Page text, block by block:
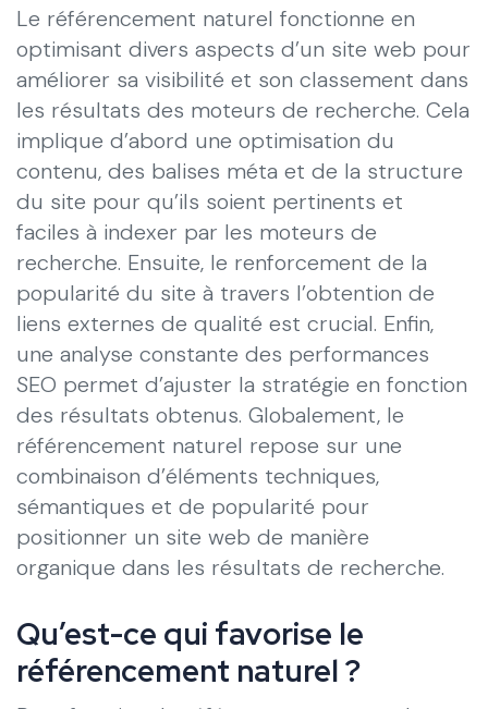
Le référencement naturel fonctionne en
optimisant divers aspects d’un site web pour
améliorer sa visibilité et son classement dans
les résultats des moteurs de recherche. Cela
implique d’abord une optimisation du
contenu, des balises méta et de la structure
du site pour qu’ils soient pertinents et
faciles à indexer par les moteurs de
recherche. Ensuite, le renforcement de la
popularité du site à travers l’obtention de
liens externes de qualité est crucial. Enfin,
une analyse constante des performances
SEO permet d’ajuster la stratégie en fonction
des résultats obtenus. Globalement, le
référencement naturel repose sur une
combinaison d’éléments techniques,
sémantiques et de popularité pour
positionner un site web de manière
organique dans les résultats de recherche.
Qu’est-ce qui favorise le
référencement naturel ?